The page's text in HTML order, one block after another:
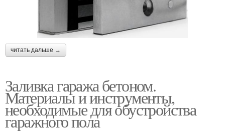
читать дальше →
Заливка гаража бетоном.
Материалы и инструменты,
необходимые для обустройства
гаражного пола